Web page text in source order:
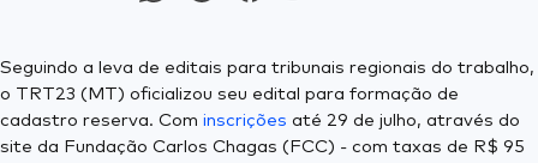
Seguindo a leva de editais para tribunais regionais do trabalho,
o TRT23 (MT) oficializou seu edital para formação de
cadastro reserva. Com inscrições até 29 de julho, através do
site da Fundação Carlos Chagas (FCC) - com taxas de R$ 95